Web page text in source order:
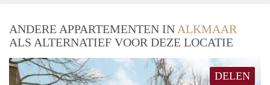
ANDERE APPARTEMENTEN IN ALKMAAR
ALS ALTERNATIEF VOOR DEZE LOCATIE
DELEN